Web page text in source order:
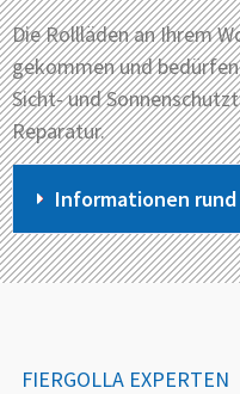
Die Rollläden an Ihrem
gekommen und
Sicht- und
Reparatur.
Informationen rund
FIERGOLLA EXPERTEN